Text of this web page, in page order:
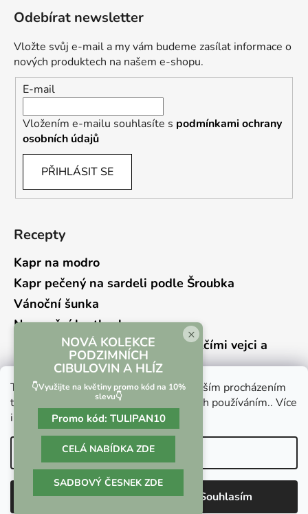
Tento web používá soubory cookie. Dalším procházením
tohoto webu vyjadřujete souhlas s jejich používáním.. Více
informacízde.
Nastavení
Odmítnout Souhlasím
Odebírat newsletter
Vložte svůj e-mail a my vám budeme zasílat informace o
nových produktech na našem e-shopu.
E-mail
Vložením e-mailu souhlasíte s podmínkami ochrany
osobních údajů
PŘIHLÁSIT SE
Recepty
Kapr na modro
Kapr pečený na sardeli podle Šroubka
Vánoční šunka
Novoroční hrstkovka
Lehký bramborový salát s křepelčími vejci a
kyselou okurkou
Vrácení zboží a reklamace Kontaktní formulář
Vytvořil Shoptet
Copyright 2026Culina Botanica
. Všechna práva
×
NOVÁ KOLEKCE
PODZIMNÍCH
CIBULOVIN A HLÍZ
👇Využijte na květiny promo kód na 10%
slevu👇
Promo kód: TULIPAN10
CELÁ NABÍDKA ZDE
SADBOVÝ ČESNEK ZDE